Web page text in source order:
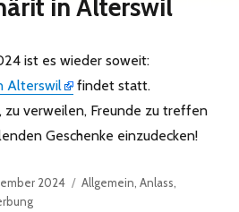
in Alterswil
ist es wieder soweit:
Alterswil
findet statt.
zu verweilen, Freunde zu treffen
Geschenke einzudecken!
2024 Kategorien
Allgemein ,Anlass